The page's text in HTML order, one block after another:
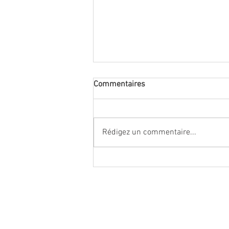
Commentaires
Rédigez un commentaire...